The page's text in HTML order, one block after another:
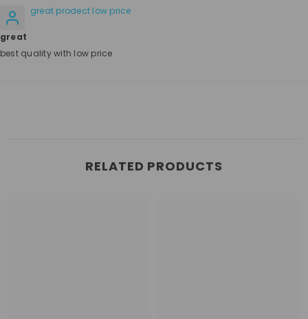
great prodect low price
great
best quality with low price
RELATED PRODUCTS